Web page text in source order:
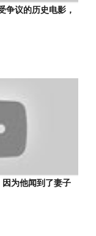
争议的历史电影，
因为他闻到了妻子